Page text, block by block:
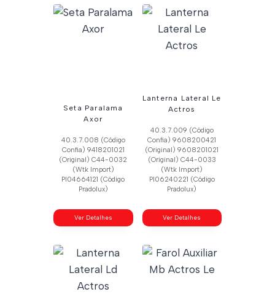
Seta Paralama
Axor
40.3.7.008 (Código
Confia) 9418201021
(Original) C44-0032
(Wtk Import)
Pl04664121 (Código
Pradolux)
Ver Detalhes
Lanterna Lateral Le
Actros
40.3.7.009 (Código
Confia) 9608200421
(Original) 9608201021
(Original) C44-0033
(Wtk Import)
Pl06240221 (Código
Pradolux)
Ver Detalhes